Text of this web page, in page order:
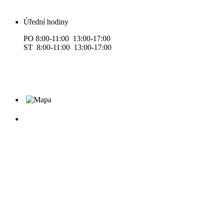
Úřední hodiny
PO 8:00-11:00 13:00-17:00
ST 8:00-11:00 13:00-17:00